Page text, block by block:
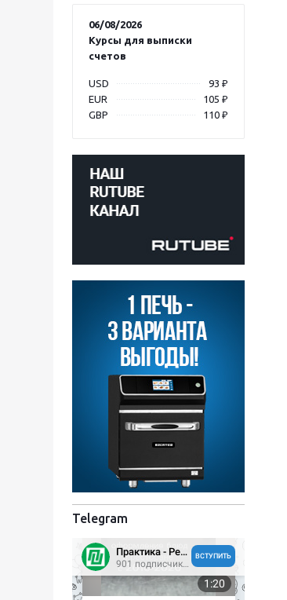
06/08/2026
Курсы для выписки
счетов
USD
93 ₽
EUR
105 ₽
GBP
110 ₽
Telegram